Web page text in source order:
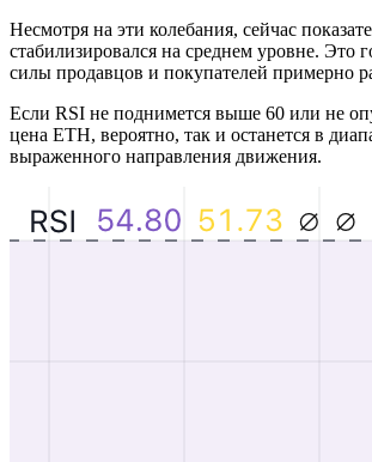
Несмотря на эти колебания, сейчас
стабилизировался на среднем уровне. Это
силы продавцов и покупателей примерно
Если RSI не поднимется выше 60 или не
цена ETH, вероятно, так и останется в
выраженного направления движения.